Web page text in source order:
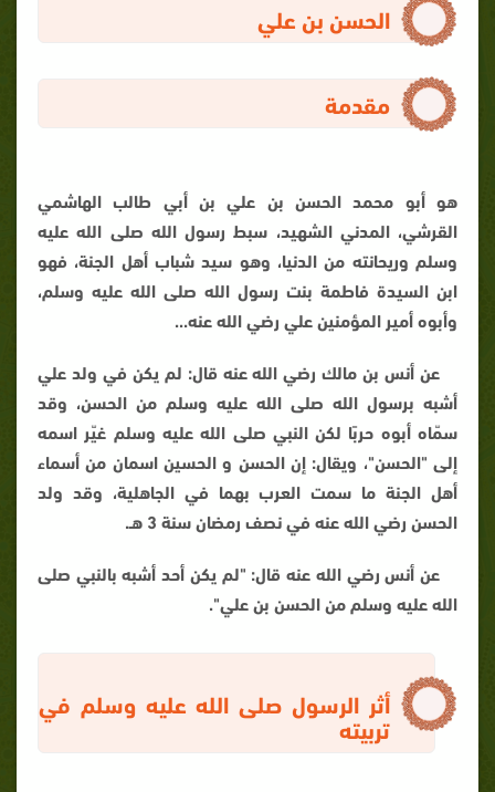
الحسن بن علي
مقدمة
هو أبو محمد الحسن بن علي بن أبي طالب الهاشمي
القرشي، المدني الشهيد، سبط رسول الله صلى الله عليه
وسلم وريحانته من الدنيا، وهو سيد شباب أهل الجنة، فهو
ابن السيدة فاطمة بنت رسول الله صلى الله عليه وسلم،
وأبوه أمير المؤمنين علي رضي الله عنه...
عن أنس بن مالك رضي الله عنه قال: لم يكن في ولد علي
أشبه برسول الله صلى الله عليه وسلم من الحسن، وقد
سمّاه أبوه حربًا لكن النبي صلى الله عليه وسلم غيّر اسمه
إلى "الحسن"، ويقال: إن الحسن و الحسين اسمان من أسماء
أهل الجنة ما سمت العرب بهما في الجاهلية، وقد ولد
الحسن رضي الله عنه في نصف رمضان سنة 3 هـ.
عن أنس رضي الله عنه قال: "لم يكن أحد أشبه بالنبي صلى
الله عليه وسلم من الحسن بن علي".
أثر الرسول صلى الله عليه وسلم في
تربيته